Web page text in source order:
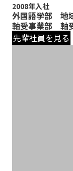
2008年入社
外国語学部 地
軸受事業部 軸
先輩社員を見る